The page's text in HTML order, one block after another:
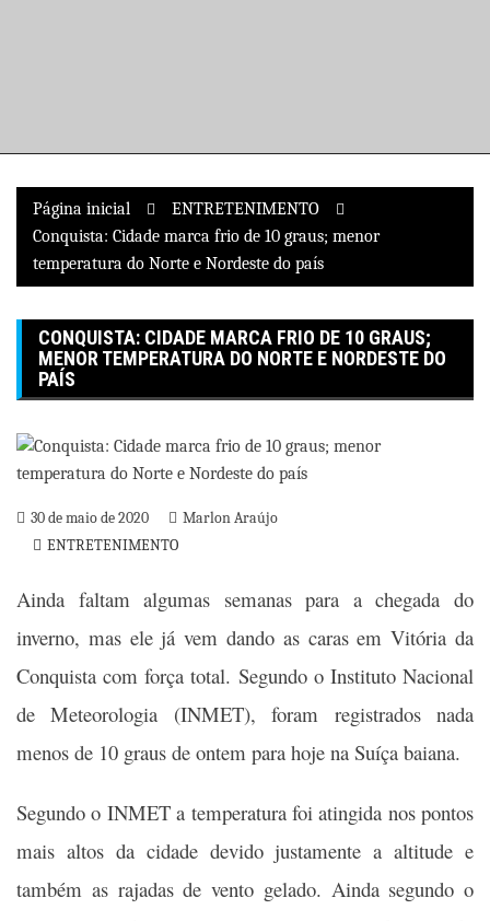
Página inicial
ENTRETENIMENTO
Conquista: Cidade marca frio de 10 graus; menor
temperatura do Norte e Nordeste do país
CONQUISTA: CIDADE MARCA FRIO DE 10 GRAUS;
MENOR TEMPERATURA DO NORTE E NORDESTE DO
PAÍS
30 de maio de 2020
Marlon Araújo
ENTRETENIMENTO
Ainda faltam algumas semanas para a chegada do
inverno, mas ele já vem dando as caras em Vitória da
Conquista com força total. Segundo o Instituto Nacional
de Meteorologia (INMET), foram registrados nada
menos de 10 graus de ontem para hoje na Suíça baiana.
Segundo o INMET a temperatura foi atingida nos pontos
mais altos da cidade devido justamente a altitude e
também as rajadas de vento gelado. Ainda segundo o